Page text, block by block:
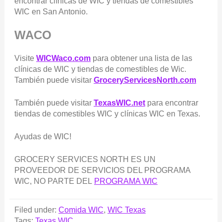
WIC en San Antonio.
WACO
Visite WICWaco.compara obtener una lista de las
clínicas de WIC y tiendas de comestibles de Wic.
También puede visitar GroceryServicesNorth.com
También puede visitar TexasWIC.netpara encontrar
tiendas de comestibles WIC y clínicas WIC en Texas.
Ayudas de WIC!
GROCERY SERVICES NORTH ES UN
PROVEEDOR DE SERVICIOS DEL PROGRAMA
WIC, NO PARTE DEL PROGRAMA WIC
Filed under: Comida WIC, WIC Texas